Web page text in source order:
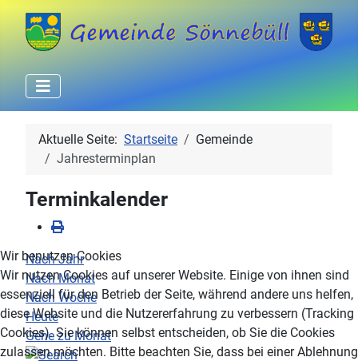
Aktuelle Seite: Startseite
Gemeinde
Jahresterminplan
Terminkalender
Nach Jahr
Nach Monat
Nach Woche
Heute
Gehe zu Monat
Wir benutzen Cookies
Wir nutzen Cookies auf unserer Website. Einige von ihnen sind
essenziell für den Betrieb der Seite, während andere uns helfen,
diese Website und die Nutzererfahrung zu verbessern (Tracking
Cookies). Sie können selbst entscheiden, ob Sie die Cookies
zulassen möchten. Bitte beachten Sie, dass bei einer Ablehnung